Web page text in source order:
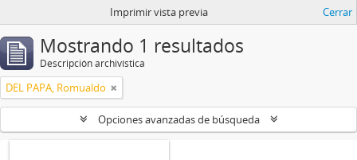
Imprimir vista previa Cerrar
Mostrando 1 resultados
Descripción archivística
DEL PAPA, Romualdo
Opciones avanzadas de búsqueda